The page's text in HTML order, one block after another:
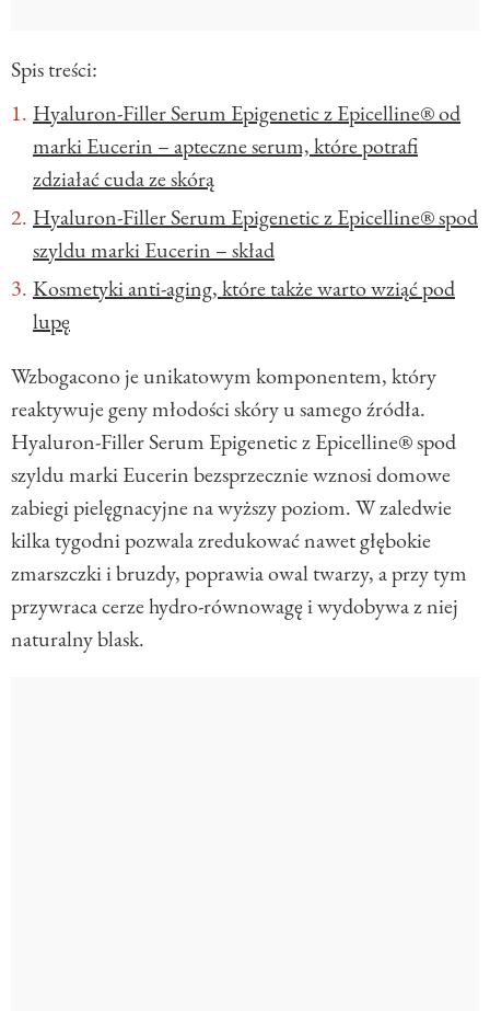
Spis treści:
Hyaluron-Filler Serum Epigenetic z Epicelline® od
marki Eucerin – apteczne serum, które potrafi
zdziałać cuda ze skórą
Hyaluron-Filler Serum Epigenetic z Epicelline® spod
szyldu marki Eucerin – skład
Kosmetyki anti-aging, które także warto wziąć pod
lupę
Wzbogacono je unikatowym komponentem, który
reaktywuje geny młodości skóry u samego źródła.
Hyaluron-Filler Serum Epigenetic z Epicelline® spod
szyldu marki Eucerin bezsprzecznie wznosi domowe
zabiegi pielęgnacyjne na wyższy poziom. W zaledwie
kilka tygodni pozwala zredukować nawet głębokie
zmarszczki i bruzdy, poprawia owal twarzy, a przy tym
przywraca cerze hydro-równowagę i wydobywa z niej
naturalny blask.